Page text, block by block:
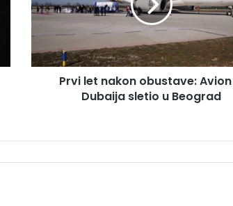
l
e
t
n
a
b
Prvi let nakon obustave: Avion
Dubaija sletio u Beograd